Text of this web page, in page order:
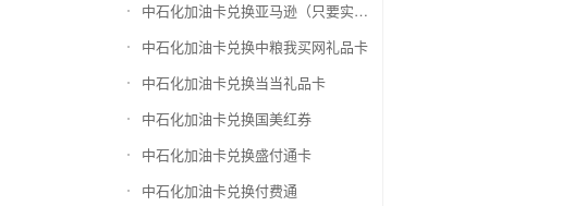
中石化加油卡兑换亚马逊（只要实体卡）
中石化加油卡兑换中粮我买网礼品卡
中石化加油卡兑换当当礼品卡
中石化加油卡兑换国美红券
中石化加油卡兑换盛付通卡
中石化加油卡兑换付费通